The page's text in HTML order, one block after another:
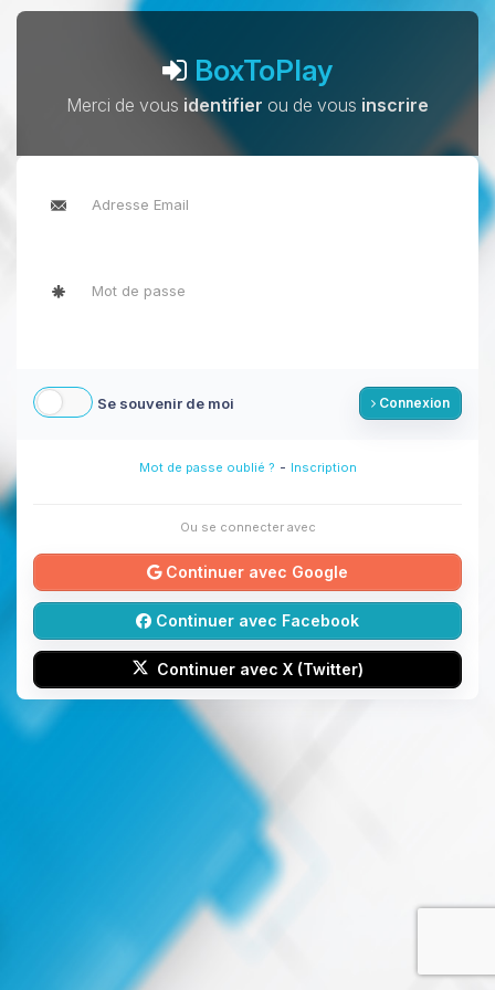
BoxToPlay
Merci de vous identifier ou de vous inscrire
Se souvenir de moi Connexion
Mot de passe oublié ? - Inscription
Ou se connecter avec
Continuer avec Google
Continuer avec Facebook
Continuer avec X (Twitter)